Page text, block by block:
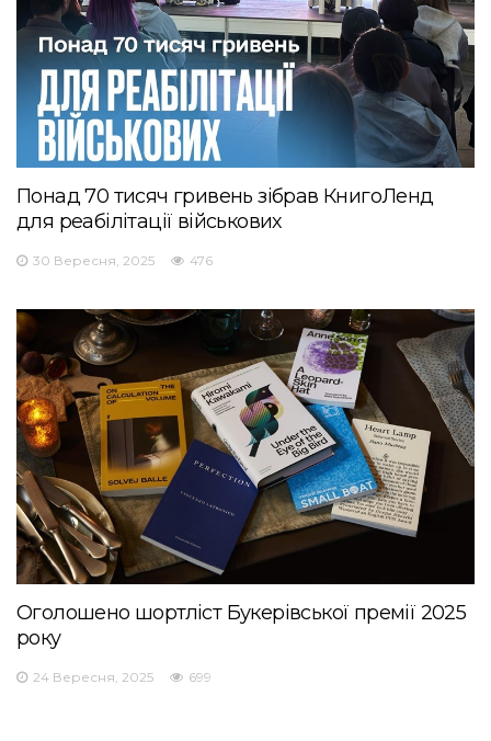
Понад 70 тисяч гривень зібрав КнигоЛенд
для реабілітації військових
30 Вересня, 2025 476
Оголошено шортліст Букерівської премії 2025
року
24 Вересня, 2025 699